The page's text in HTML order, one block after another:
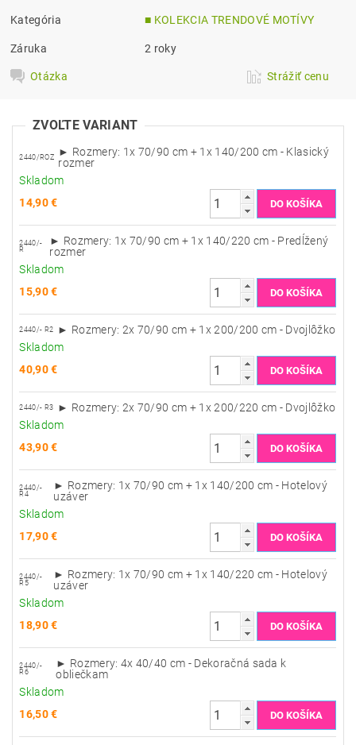
Kategória ■ KOLEKCIA TRENDOVÉ MOTÍVY
Záruka 2 roky
Otázka Strážiť cenu
ZVOĽTE VARIANT
2440/ROZ
► Rozmery: 1x 70/90 cm + 1x 140/200 cm - Klasický
rozmer
Skladom
14,90 €
2440/-
R
► Rozmery: 1x 70/90 cm + 1x 140/220 cm - Predĺžený
rozmer
Skladom
15,90 €
2440/- R2
► Rozmery: 2x 70/90 cm + 1x 200/200 cm - Dvojlôžko
Skladom
40,90 €
2440/- R3
► Rozmery: 2x 70/90 cm + 1x 200/220 cm - Dvojlôžko
Skladom
43,90 €
2440/-
R4
► Rozmery: 1x 70/90 cm + 1x 140/200 cm - Hotelový
uzáver
Skladom
17,90 €
2440/-
R5
► Rozmery: 1x 70/90 cm + 1x 140/220 cm - Hotelový
uzáver
Skladom
18,90 €
2440/-
R6
► Rozmery: 4x 40/40 cm - Dekoračná sada k
obliečkam
Skladom
16,50 €